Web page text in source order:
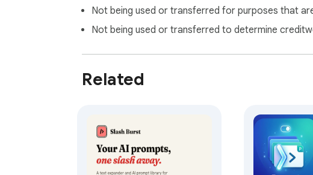
[개인정보 보호]
- 모든 데이터는 브라우저 로컬에만 저장됩니다
- 외부 서버로 어떤 데이터도 전송하지 않습니다
Not being used or transferred for purposes that
Not being used or transferred to determine
Related